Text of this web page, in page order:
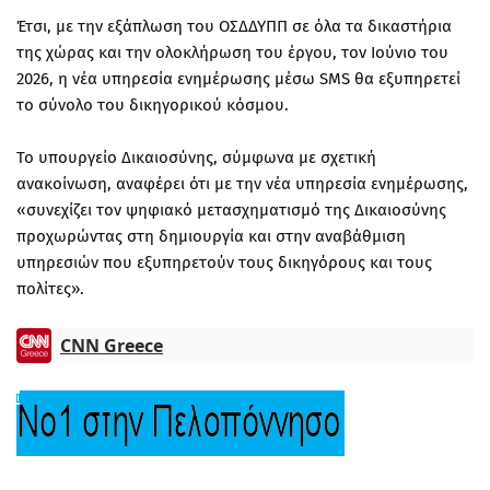
Έτσι, με την εξάπλωση του ΟΣΔΔΥΠΠ σε όλα τα δικαστήρια
της χώρας και την ολοκλήρωση του έργου, τον Ιούνιο του
2026, η νέα υπηρεσία ενημέρωσης μέσω SMS θα εξυπηρετεί
το σύνολο του δικηγορικού κόσμου.
Το υπουργείο Δικαιοσύνης, σύμφωνα με σχετική
ανακοίνωση, αναφέρει ότι με την νέα υπηρεσία ενημέρωσης,
«συνεχίζει τον ψηφιακό μετασχηματισμό της Δικαιοσύνης
προχωρώντας στη δημιουργία και στην αναβάθμιση
υπηρεσιών που εξυπηρετούν τους δικηγόρους και τους
πολίτες».
CNN Greece